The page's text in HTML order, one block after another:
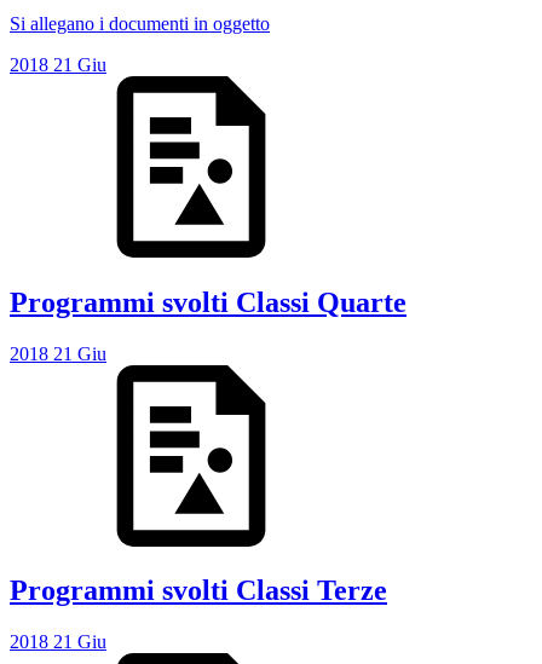
Si allegano i documenti in oggetto
2018 21 Giu
Programmi svolti Classi Quarte
2018 21 Giu
Programmi svolti Classi Terze
2018 21 Giu